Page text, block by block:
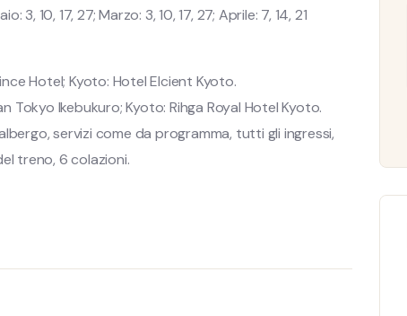
3, 10, 17, 27; Marzo: 3, 10, 17, 27; Aprile: 7, 14, 21
Hotel; Kyoto: Hotel Elcient Kyoto.
Ikebukuro; Kyoto: Rihga Royal Hotel Kyoto.
servizi come da programma, tutti gli ingressi,
treno, 6 colazioni.